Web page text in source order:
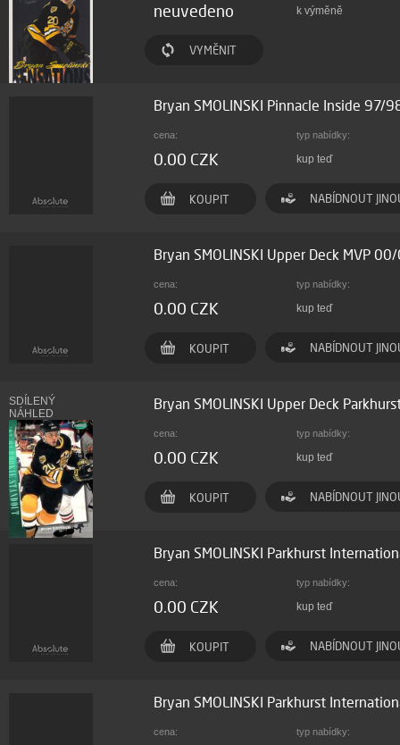
neuvedeno k výměně
VYMĚNIT
Bryan SMOLINSKI Pinnacle Inside 97/
cena: typ nabídky:
0.00 CZK kup teď
KOUPIT NABÍDNOUT
Bryan SMOLINSKI Upper Deck MVP
cena: typ nabídky:
0.00 CZK kup teď
KOUPIT NABÍDNOUT
SDÍLENÝ
NÁHLED
Bryan SMOLINSKI Upper Deck
cena: typ nabídky:
0.00 CZK kup teď
KOUPIT NABÍDNOUT
Bryan SMOLINSKI Parkhurst
cena: typ nabídky:
0.00 CZK kup teď
KOUPIT NABÍDNOUT
Bryan SMOLINSKI Parkhurst
cena: typ nabídky: